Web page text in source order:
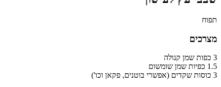
תפוח
מצרכים
3 כפות שמן קנולה
1.5 כפיות שמן שומשום
3 כוסות שקדים (אפשרי בוטנים, פקאן וכו')